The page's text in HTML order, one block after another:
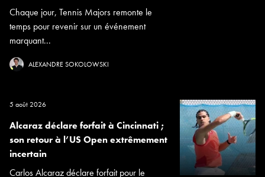
Chaque jour, Tennis Majors remonte le
temps pour revenir sur un événement
marquant...
ALEXANDRE SOKOLOWSKI
5 août 2026
Alcaraz déclare forfait à Cincinnati ;
son retour à l’US Open extrêmement
incertain
Carlos Alcaraz déclare forfait pour le